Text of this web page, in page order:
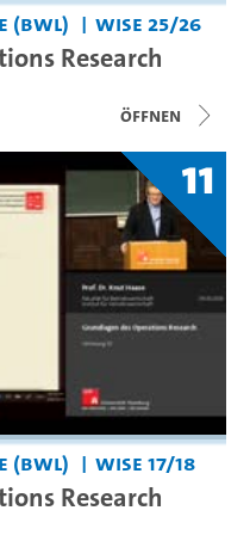
WiSe 25/26
Research
Öffnen
11
WiSe 17/18
Research